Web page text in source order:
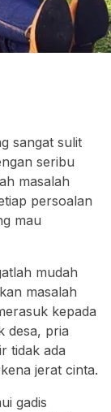
sangat sulit
seribu
masalah
persoalan
mau
mudah
masalah
kepada
desa, pria
tidak ada
jerat cinta.
gadis